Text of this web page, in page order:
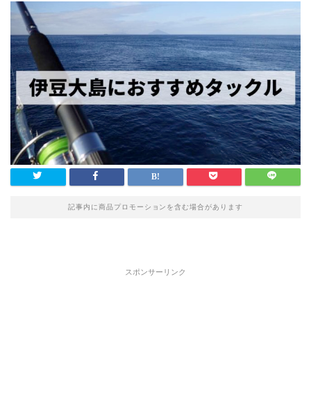
記事内に商品プロモーションを含む場合があります
スポンサーリンク